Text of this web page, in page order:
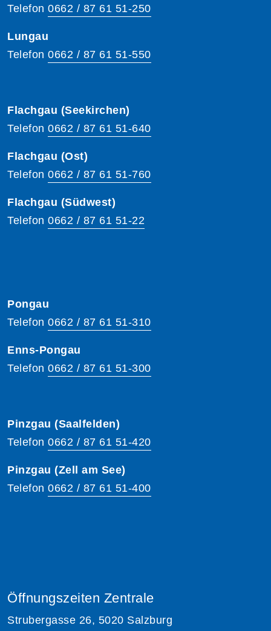
Telefon 0662 / 87 61 51-250
Lungau
Telefon 0662 / 87 61 51-550
Flachgau (Seekirchen)
Telefon 0662 / 87 61 51-640
Flachgau (Ost)
Telefon 0662 / 87 61 51-760
Flachgau (Südwest)
Telefon 0662 / 87 61 51-22
Pongau
Telefon 0662 / 87 61 51-310
Enns-Pongau
Telefon 0662 / 87 61 51-300
Pinzgau (Saalfelden)
Telefon 0662 / 87 61 51-420
Pinzgau (Zell am See)
Telefon 0662 / 87 61 51-400
Öffnungszeiten Zentrale
Strubergasse 26, 5020 Salzburg